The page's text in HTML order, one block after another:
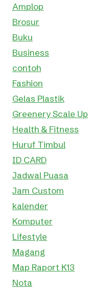
Amplop
Brosur
Buku
Business
contoh
Fashion
Gelas Plastik
Greenery Scale Up
Health & Fitness
Huruf Timbul
ID CARD
Jadwal Puasa
Jam Custom
kalender
Komputer
Lifestyle
Magang
Map Raport K13
Nota